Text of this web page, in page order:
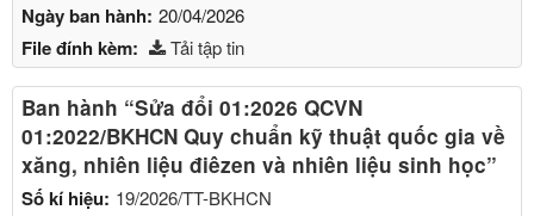
Ngày ban hành: 20/04/2026
File đính kèm: Tải tập tin
Ban hành “Sửa đổi 01:2026 QCVN
01:2022/BKHCN Quy chuẩn kỹ thuật quốc gia về
xăng, nhiên liệu điêzen và nhiên liệu sinh học”
Số kí hiệu: 19/2026/TT-BKHCN